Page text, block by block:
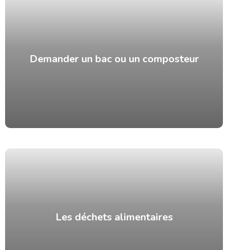
Demander un bac ou un composteur
Les déchets alimentaires